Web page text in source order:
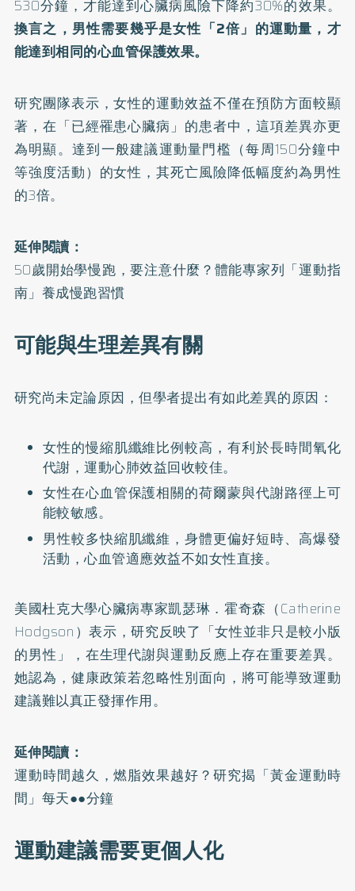
530分鐘，才能達到心臟病風險下降約30%的效果。
換言之，男性需要幾乎是女性「2倍」的運動量，才
能達到相同的心血管保護效果。
研究團隊表示，女性的運動效益不僅在預防方面較顯
著，在「已經罹患心臟病」的患者中，這項差異亦更
為明顯。達到一般建議運動量門檻（每周150分鐘中
等強度活動）的女性，其死亡風險降低幅度約為男性
的3倍。
延伸閱讀：
50歲開始學慢跑，要注意什麼？體能專家列「運動指
南」養成慢跑習慣
可能與生理差異有關
研究尚未定論原因，但學者提出有如此差異的原因：
女性的慢縮肌纖維比例較高，有利於長時間氧化
代謝，運動心肺效益回收較佳。
女性在心血管保護相關的荷爾蒙與代謝路徑上可
能較敏感。
男性較多快縮肌纖維，身體更偏好短時、高爆發
活動，心血管適應效益不如女性直接。
美國杜克大學心臟病專家凱瑟琳．霍奇森（Catherine
Hodgson）表示，研究反映了「女性並非只是較小版
的男性」，在生理代謝與運動反應上存在重要差異。
她認為，健康政策若忽略性別面向，將可能導致運動
建議難以真正發揮作用。
延伸閱讀：
運動時間越久，燃脂效果越好？研究揭「黃金運動時
間」每天●●分鐘
運動建議需要更個人化